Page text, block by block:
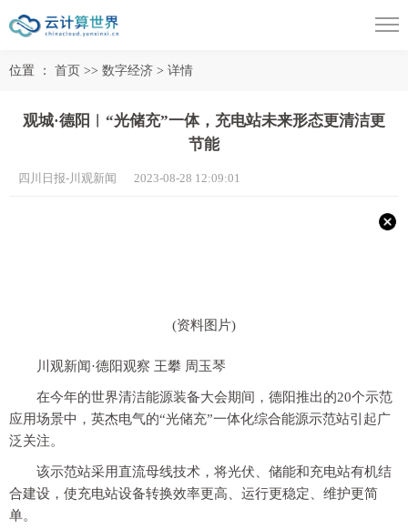
位置 ： 首页 >> 数字经济 > 详情
观城·德阳︱“光储充”一体，充电站未来形态更清洁更
节能
四川日报-川观新闻 2023-08-28 12:09:01
(资料图片)
川观新闻·德阳观察 王攀 周玉琴
在今年的世界清洁能源装备大会期间，德阳推出的20个示范
应用场景中，英杰电气的“光储充”一体化综合能源示范站引起广
泛关注。
该示范站采用直流母线技术，将光伏、储能和充电站有机结
合建设，使充电站设备转换效率更高、运行更稳定、维护更简
单。